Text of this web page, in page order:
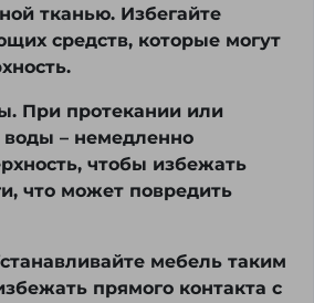
тканью. Избегайте
средств, которые могут
При протекании или
– немедленно
чтобы избежать
что может повредить
мебель таким
прямого контакта с